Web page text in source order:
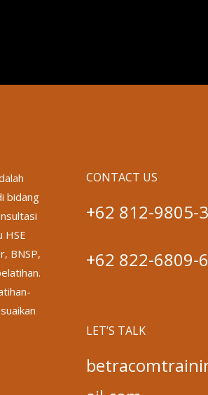
bidang
HSE
BNSP,
CONTACT US
+62 812-9805-
+62 822-6809-
LET’S TALK